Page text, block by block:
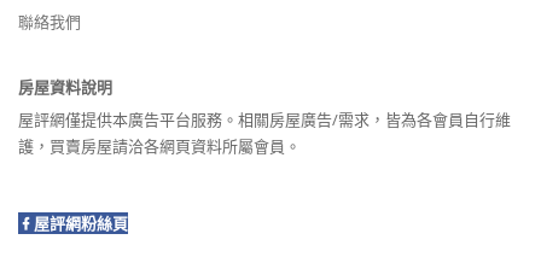
聯絡我們
房屋資料說明
屋評網僅提供本廣告平台服務。相關房屋廣告/需求，皆為各會員自行維
護，買賣房屋請洽各網頁資料所屬會員。
屋評網粉絲頁